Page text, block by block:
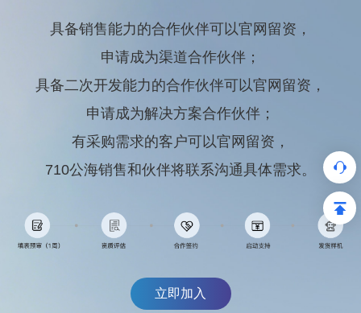
具备销售能力的合作伙伴可以官网留资，
申请成为渠道合作伙伴；
具备二次开发能力的合作伙伴可以官网留资，
申请成为解决方案合作伙伴；
有采购需求的客户可以官网留资，
710公海销售和伙伴将联系沟通具体需求。
立即加入